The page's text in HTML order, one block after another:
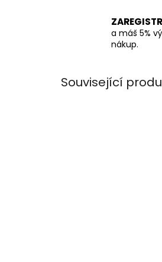
a máš 5%
nákup.
Související